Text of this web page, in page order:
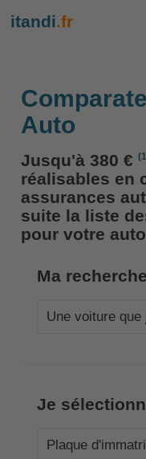
itandi.fr
Auto
Jusqu'à 380 €
réalisables en
assurances
suite la liste
pour votre
Ma
Je